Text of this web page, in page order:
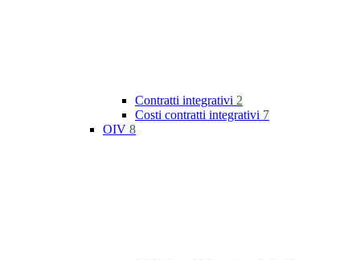
Contratti integrativi 2
Costi contratti integrativi 7
OIV 8